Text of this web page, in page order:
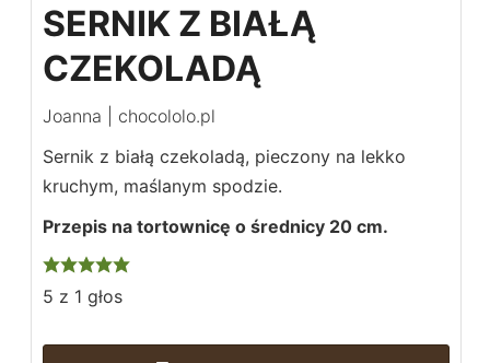
SERNIK Z BIAŁĄ
CZEKOLADĄ
Joanna | chocololo.pl
Sernik z białą czekoladą, pieczony na lekko
kruchym, maślanym spodzie.
Przepis na tortownicę o średnicy 20 cm.
5 z 1 głos